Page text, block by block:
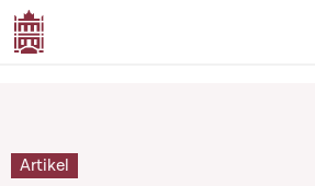
Artikel